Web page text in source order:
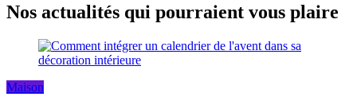
Nos actualités qui pourraient vous plaire
Maison